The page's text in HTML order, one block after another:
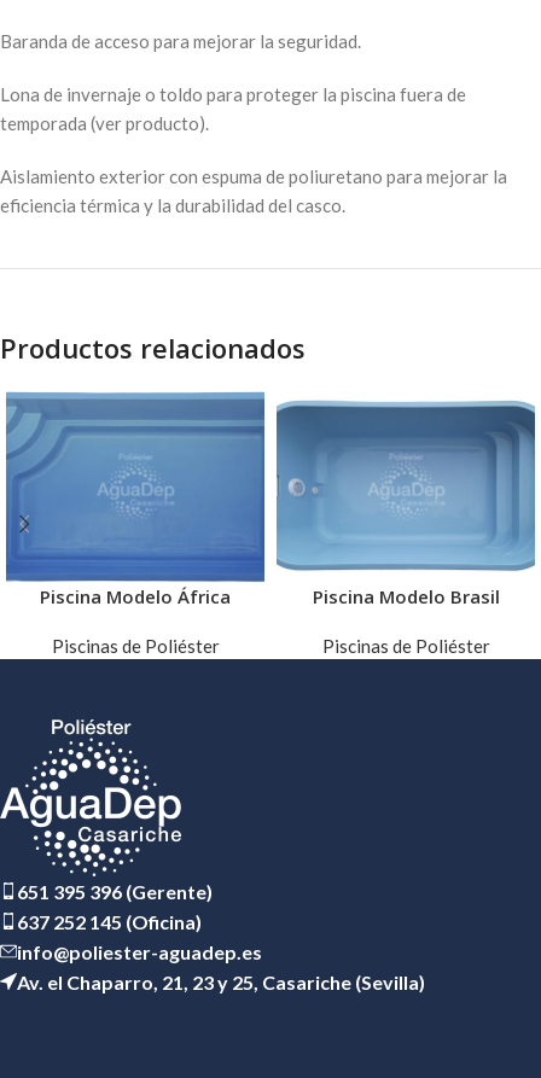
Baranda de acceso para mejorar la seguridad.
Lona de invernaje o toldo para proteger la piscina fuera de
temporada (ver producto).
Aislamiento exterior con espuma de poliuretano para mejorar la
eficiencia térmica y la durabilidad del casco.
Productos relacionados
Piscina Modelo África
Piscinas de Poliéster
Piscina Modelo Brasil
Piscinas de Poliéster
651 395 396 (Gerente)
637 252 145 (Oficina)
info@poliester-aguadep.es
Av. el Chaparro, 21, 23 y 25, Casariche (Sevilla)